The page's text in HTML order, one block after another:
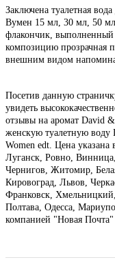
Заключена туалетная
Вумен 15 мл, 30 мл, 50
флакончик, выполненный
композицию прозрачная
внешним видом
Посетив данную
увидеть
отзывы на аромат David
женскую туалетную
Women edt. Цена указана
Луганск, Ровно,
Чернигов, Житомир,
Кировоград, Львов,
Франковск,
Полтава, Одесса,
компанией "Новая